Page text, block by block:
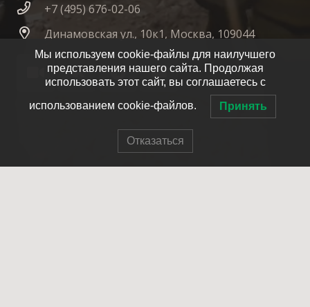
+7 (495) 676-02-06
Динамовская ул., 10к1, Москва, 109044
Мы используем cookie-файлы для наилучшего
представления нашего сайта. Продолжая
использовать этот сайт, вы соглашаетесь с
использованием cookie-файлов. Принять
Отказаться